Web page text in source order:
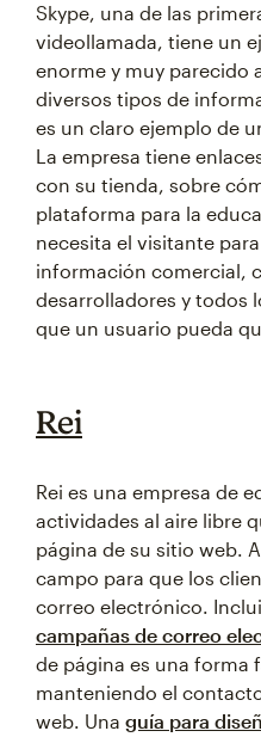
Skype, una de las
videollamada, tiene un
enorme y muy parecido
diversos tipos de
es un claro ejemplo de
La empresa tiene
con su tienda, sobre
plataforma para la
necesita el visitante
información comercial,
desarrolladores y todos
que un usuario pueda
Rei
Rei es una empresa de
actividades al aire libre
página de su sitio web.
campo para que los
correo electrónico.
campañas de correo
de página es una forma
manteniendo el
web. Una guía para